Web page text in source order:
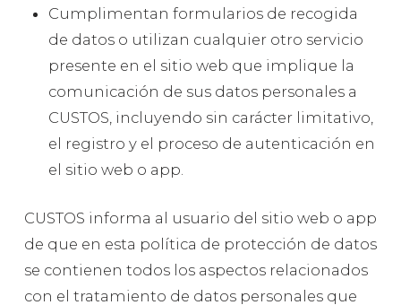
Cumplimentan formularios de recogida
de datos o utilizan cualquier otro servicio
presente en el sitio web que implique la
comunicación de sus datos personales a
CUSTOS, incluyendo sin carácter limitativo,
el registro y el proceso de autenticación en
el sitio web o app.
CUSTOS informa al usuario del sitio web o app
de que en esta política de protección de datos
se contienen todos los aspectos relacionados
con el tratamiento de datos personales que